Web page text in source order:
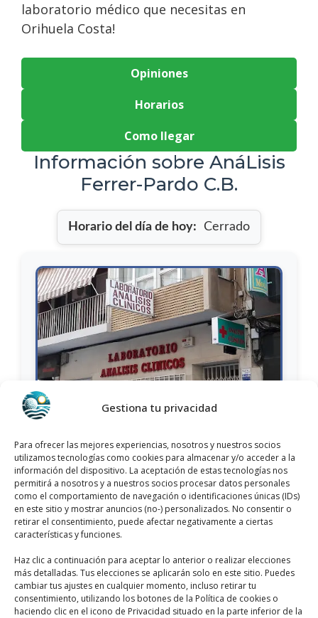
Gestiona tu privacidad
Para ofrecer las mejores experiencias, nosotros y nuestros socios
utilizamos tecnologías como cookies para almacenar y/o acceder a la
información del dispositivo. La aceptación de estas tecnologías nos
permitirá a nosotros y a nuestros socios procesar datos personales
como el comportamiento de navegación o identificaciones únicas (IDs)
en este sitio y mostrar anuncios (no-) personalizados. No consentir o
retirar el consentimiento, puede afectar negativamente a ciertas
características y funciones.
Haz clic a continuación para aceptar lo anterior o realizar elecciones
más detalladas. Tus elecciones se aplicarán solo en este sitio. Puedes
cambiar tus ajustes en cualquier momento, incluso retirar tu
consentimiento, utilizando los botones de la Política de cookies o
haciendo clic en el icono de Privacidad situado en la parte inferior de la
laboratorio médico que necesitas en
Orihuela Costa!
Opiniones
Horarios
Como llegar
Información sobre AnáLisis
Ferrer-Pardo C.B.
Horario del día de hoy: Cerrado
Dirección:C. Maria Parodi, 18, 03181 Torrevieja,
Alicante, España
Provincia:Alicante
Municipio:Torrevieja, España
Categoría:
Teléfono: +34 965 71 33 09
Sitio web:www.analisistorrevieja.es
Opiniones:Los clientes le han dado una puntuación